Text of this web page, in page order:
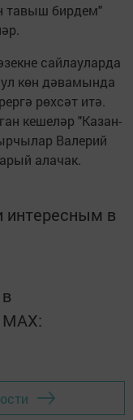
тавыш бирдем"
сайлауларда
көн дәвамында
рөхсәт итә.
кешеләр "Казан-
Валерий
алачак.
в